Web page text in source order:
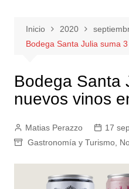
Inicio 2020
Bodega Santa Julia suma
Bodega Santa
nuevos vinos
Matias Perazzo
17
Gastronomía y Turismo,